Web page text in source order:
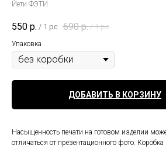
Йети ФЭТИ
550 р. / 1 pc 690 р. / 1 pc
Упаковка
ДОБАВИТЬ В КОРЗИНУ
Насыщенность печати на готовом изделии
отличаться от презентационного фото. Коробка